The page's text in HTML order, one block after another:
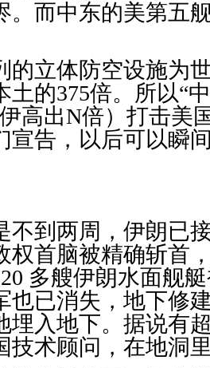
。而中东的美第五
的立体防空设施为
土的375倍。所以“
高出N倍）打击美
宣告，以后可以瞬
不到两周，伊朗已
权首脑被精确斩首
多艘伊朗水面舰
也已消失，地下修
埋入地下。据说有
技术顾问，在地洞